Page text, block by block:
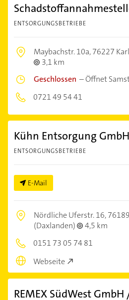
ENTSORGUNGSBETRIEBE
Maybachstr. 10a,76227
3,1 km
Geschlossen –Öffnet
0721 49 54 41
Kühn Entsorgung GmbH
ENTSORGUNGSBETRIEBE
E-Mail
Nördliche Uferstr. 16,
(Daxlanden)
4,5 km
0151 73 05 74 81
Webseite
REMEX SüdWest